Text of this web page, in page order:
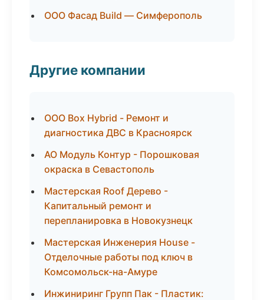
ООО Фасад Build — Симферополь
Другие компании
ООО Box Hybrid - Ремонт и
диагностика ДВС в Красноярск
АО Модуль Контур - Порошковая
окраска в Севастополь
Мастерская Roof Дерево -
Капитальный ремонт и
перепланировка в Новокузнецк
Мастерская Инженерия House -
Отделочные работы под ключ в
Комсомольск-на-Амуре
Инжиниринг Групп Пак - Пластик: